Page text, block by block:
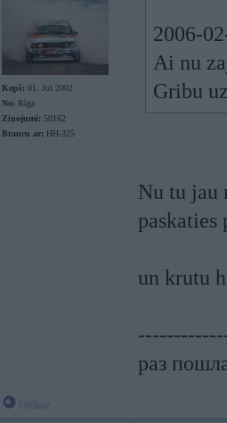
Kopš: 01. Jul 2002
No: Rīga
Ziņojumi: 50162
Braucu ar: HH-325
2006-
Ai nu
Gribu
Nu tu jau
paskaties
un krutu
раз